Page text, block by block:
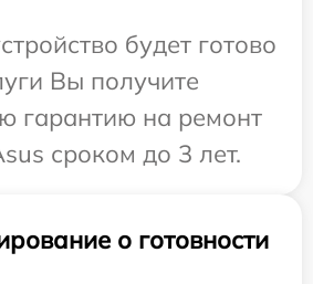
будет готово
Вы получите
гарантию на ремонт
сроком до 3 лет.
о готовности